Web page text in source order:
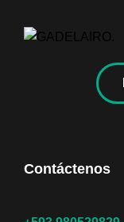
Contáctenos